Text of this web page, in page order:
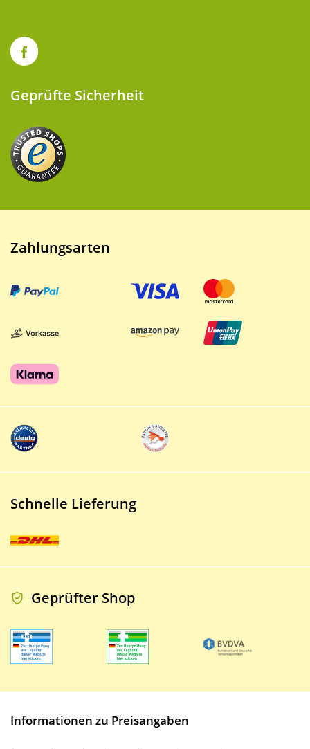
Geprüfte Sicherheit
Zahlungsarten
Schnelle Lieferung
Geprüfter Shop
Informationen zu Preisangaben